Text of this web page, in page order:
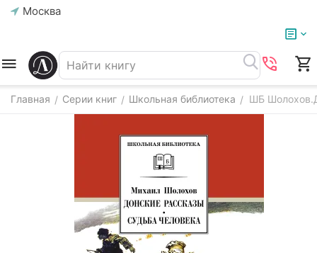
Москва
Главная / Серии книг / Школьная библиотека / ШБ